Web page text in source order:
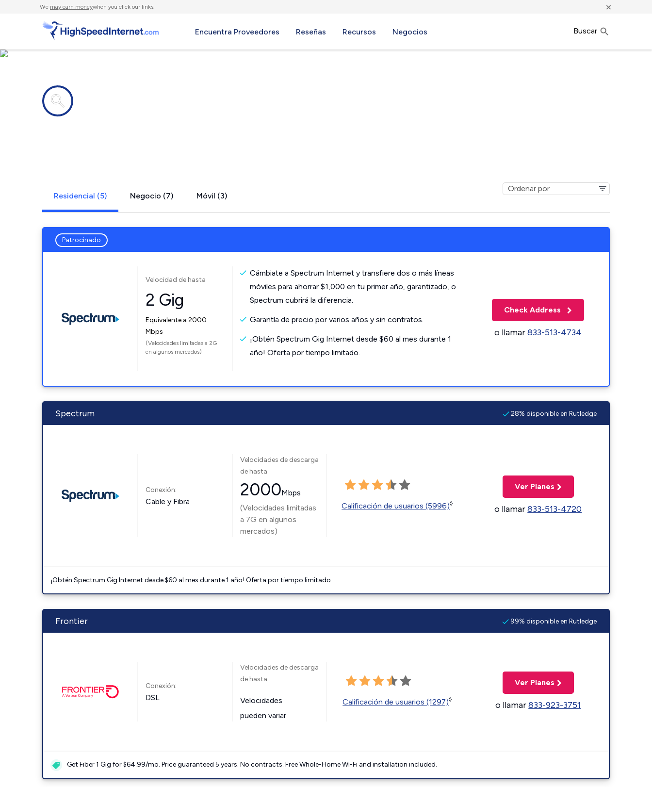
We may earn moneywhen you click our links. ×
Encuentra Proveedores Reseñas Recursos Negocios Buscar
Residencial (5) Negocio (7) Móvil (3)
Patrocinado
Velocidad de hasta
2 Gig
Equivalente a 2000
Mbps
(Velocidades limitadas a 2G
en algunos mercados)
Cámbiate a Spectrum Internet y transfiere dos o más líneas
móviles para ahorrar $1,000 en tu primer año, garantizado, o
Spectrum cubrirá la diferencia.
Garantía de precio por varios años y sin contratos.
¡Obtén Spectrum Gig Internet desde $60 al mes durante 1
año! Oferta por tiempo limitado.
Check Address
o llamar833-513-4734
Spectrum 28% disponible en Rutledge
Conexión:
Cable y Fibra
Velocidades de descarga
de hasta
2000Mbps
(Velocidades limitadas
a 7G en algunos
mercados)
Calificación de usuarios (5996)◊
Ver Planes
o llamar833-513-4720
¡Obtén Spectrum Gig Internet desde $60 al mes durante 1 año! Oferta por tiempo limitado.
Frontier 99% disponible en Rutledge
Conexión:
DSL
Velocidades de descarga
de hasta
Velocidades
pueden variar
Calificación de usuarios (1297)◊
Ver Planes
o llamar833-923-3751
Get Fiber 1 Gig for $64.99/mo. Price guaranteed 5 years. No contracts. Free Whole-Home Wi-Fi and installation included.